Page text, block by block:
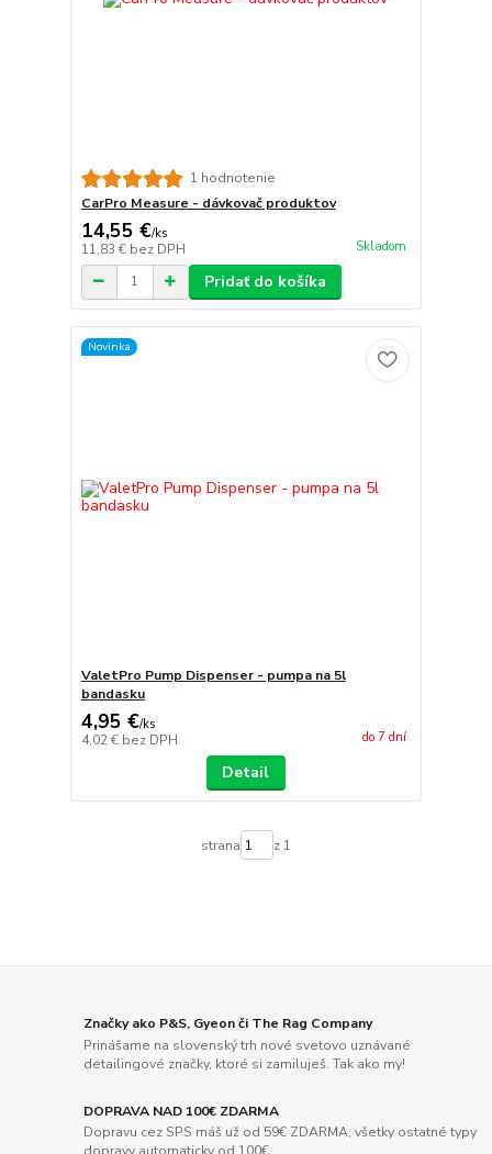
1 hodnotenie
CarPro Measure - dávkovač produktov
14,55 €/ks
11,83 € bez DPH Skladom
Pridať do košíka
Novinka
ValetPro Pump Dispenser - pumpa na 5l
bandasku
4,95 €/ks
4,02 € bez DPH do 7 dní
Detail
strana z 1
Značky ako P&S, Gyeon či The Rag Company
Prinášame na slovenský trh nové svetovo uznávané
detailingové značky, ktoré si zamiluješ. Tak ako my!
DOPRAVA NAD 100€ ZDARMA
Dopravu cez SPS máš už od 59€ ZDARMA, všetky ostatné typy